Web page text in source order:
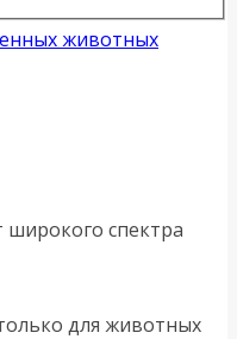
животных
спектра
для животных